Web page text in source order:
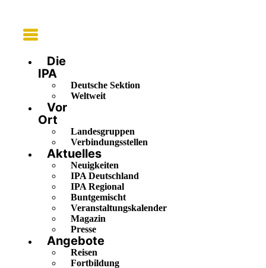
Main
Menu
Die
IPA
Deutsche Sektion
Weltweit
Vor
Ort
Landesgruppen
Verbindungsstellen
Aktuelles
Neuigkeiten
IPA Deutschland
IPA Regional
Buntgemischt
Veranstaltungskalender
Magazin
Presse
Angebote
Reisen
Fortbildung